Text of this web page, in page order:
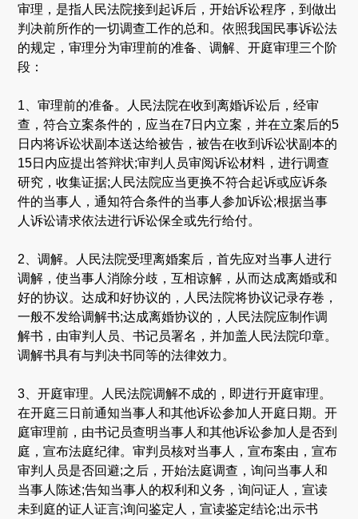
审理，是指人民法院接到起诉后，开始诉讼程序，到做出
判决前所作的一切调查工作的总和。依照我国民事诉讼法
的规定，审理分为审理前的准备、调解、开庭审理三个阶
段：
1、审理前的准备。人民法院在收到离婚诉讼后，经审
查，符合立案条件的，应当在7日内立案，并在立案后的5
日内将诉讼状副本送达给被告，被告在收到诉讼状副本的
15日内应提出答辩状;审判人员审阅诉讼材料，进行调查
研究，收集证据;人民法院应当更换不符合起诉或应诉条
件的当事人，通知符合条件的当事人参加诉讼;根据当事
人诉讼请求依法进行诉讼保全或先行给付。
2、调解。人民法院受理离婚案后，首先应对当事人进行
调解，使当事人消除分歧，互相谅解，从而达成离婚或和
好的协议。达成和好协议的，人民法院将协议记录存卷，
一般不发给调解书;达成离婚协议的，人民法院应制作调
解书，由审判人员、书记员署名，并加盖人民法院印章。
调解书具有与判决书同等的法律效力。
3、开庭审理。人民法院调解不成的，即进行开庭审理。
在开庭三日前通知当事人和其他诉讼参加人开庭日期。开
庭审理前，由书记员查明当事人和其他诉讼参加人是否到
庭，宣布法庭纪律。审判员核对当事人，宣布案由，宣布
审判人员是否回避;之后，开始法庭调查，询问当事人和
当事人陈述;告知当事人的权利和义务，询问证人，宣读
未到庭的证人证言;询问鉴定人，宣读鉴定结论;出示书